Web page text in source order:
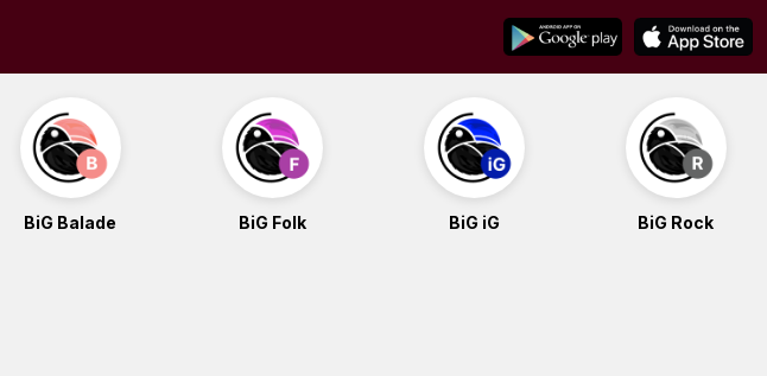
BiG Balade BiG Folk BiG iG BiG Rock